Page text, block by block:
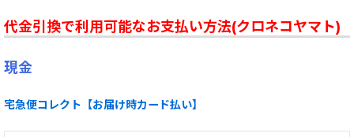
代金引換で利用可能なお支払い方法(クロネコヤマト)
現金
宅急便コレクト【お届け時カード払い】